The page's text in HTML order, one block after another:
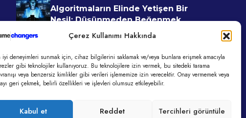
Çerez Kullanımı Hakkında
iyi deneyimleri sunmak için, cihaz bilgilerini saklamak ve/veya bunlara erişmek amacıyla
gibi teknolojiler kullanıyoruz. Bu teknolojilere izin vermek, bu sitedeki tarama
veya benzersiz kimlikler gibi verileri işlememize izin verecektir. Onay vermemek veya
geri çekmek, belirli özellikleri ve işlevleri olumsuz etkileyebilir.
Kabul et Reddet Tercihleri görüntüle
Algoritmaların Elinde Yetişen Bir
Nesil: Düşünmeden Beğenmek
Ajanslarda Tükenmiş Yaratıcılık
Sendromu Ve Reklam Verenin
Beklentisi